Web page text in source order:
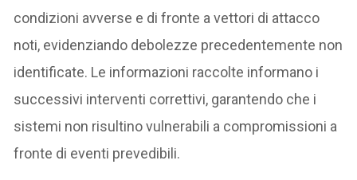
condizioni avverse e di fronte a vettori di attacco
noti, evidenziando debolezze precedentemente non
identificate. Le informazioni raccolte informano i
successivi interventi correttivi, garantendo che i
sistemi non risultino vulnerabili a compromissioni a
fronte di eventi prevedibili.